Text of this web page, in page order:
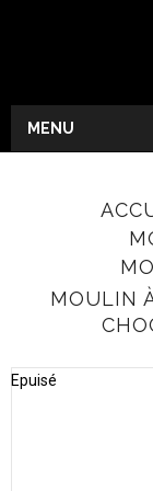
MENU
MOULIN
Epuisé